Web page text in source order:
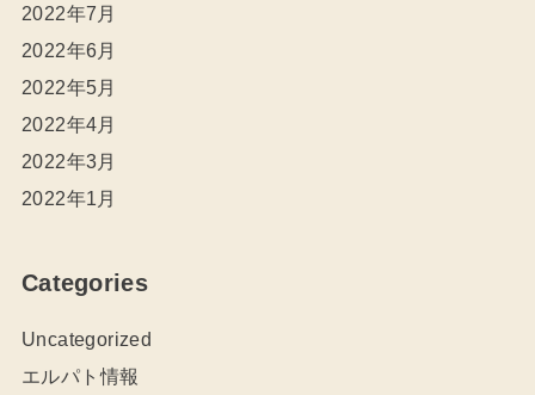
2022年7月
2022年6月
2022年5月
2022年4月
2022年3月
2022年1月
Categories
Uncategorized
エルパト情報